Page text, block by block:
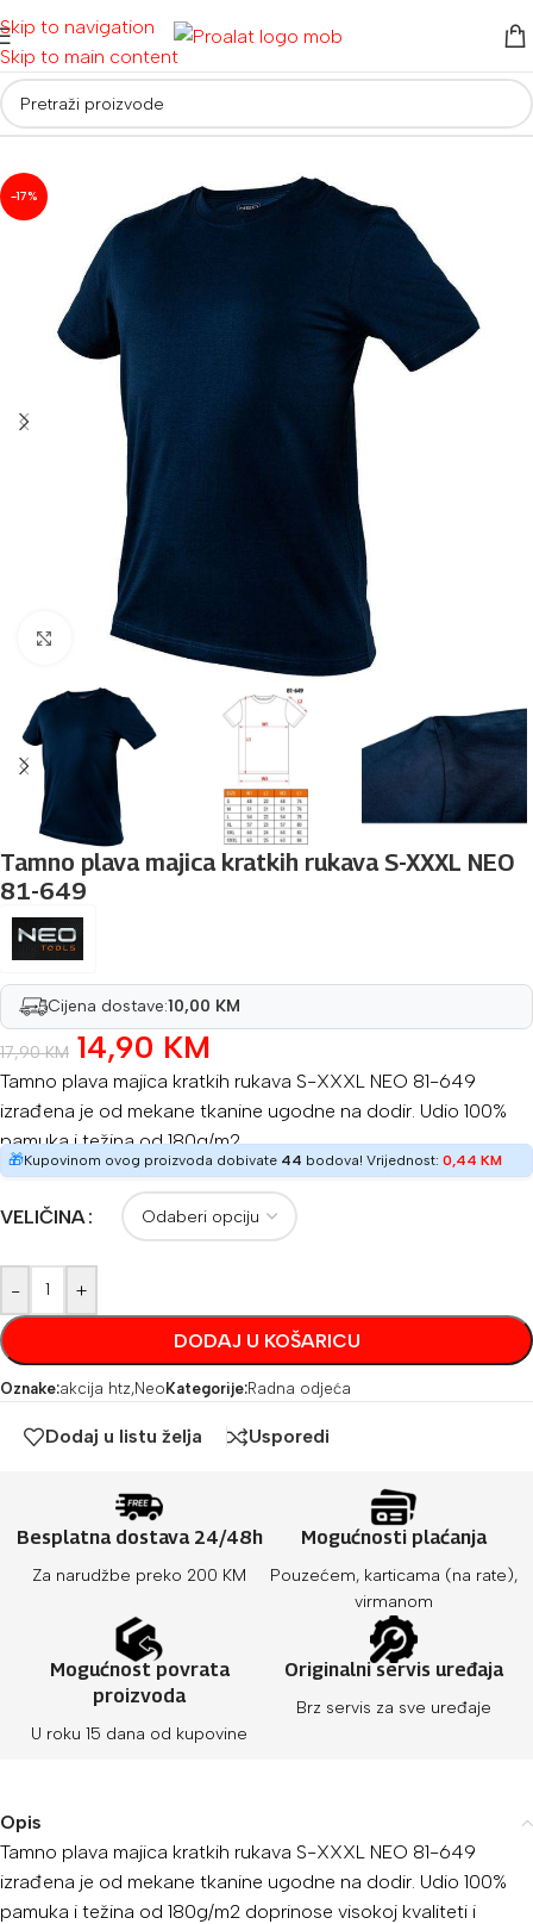
Skip to navigation
Skip to main content
Početna/ Radna odjeća i obuća
-17%
Povećaj sliku
Tamno plava majica kratkih rukava S-XXXL NEO
81-649
Cijena dostave:10,00 KM
17,90KM 14,90 KM
Tamno plava majica kratkih rukava S-XXXL NEO 81-649
izrađena je od mekane tkanine ugodne na dodir. Udio 100%
pamuka i težina od 180g/m2
🎁Kupovinom ovog proizvoda dobivate 44 bodova! Vrijednost: 0,44 KM
VELIČINA
- +
DODAJ U KOŠARICU
Oznake:akcija htz,Neo Kategorije:Radna odjeća
Dodaj u listu želja Usporedi
Besplatna dostava 24/48h
Za narudžbe preko 200 KM
Mogućnosti plaćanja
Pouzećem, karticama (na rate),
virmanom
Mogućnost povrata
proizvoda
U roku 15 dana od kupovine
Originalni servis uređaja
Brz servis za sve uređaje
Opis
Tamno plava majica kratkih rukava S-XXXL NEO 81-649
izrađena je od mekane tkanine ugodne na dodir. Udio 100%
pamuka i težina od 180g/m2 doprinose visokoj kvaliteti i